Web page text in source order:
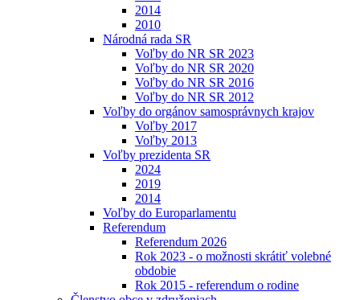
2014
2010
Národná rada SR
Voľby do NR SR 2023
Voľby do NR SR 2020
Voľby do NR SR 2016
Voľby do NR SR 2012
Voľby do orgánov samosprávnych krajov
Voľby 2017
Voľby 2013
Voľby prezidenta SR
2024
2019
2014
Voľby do Europarlamentu
Referendum
Referendum 2026
Rok 2023 - o možnosti skrátiť volebné
obdobie
Rok 2015 - referendum o rodine